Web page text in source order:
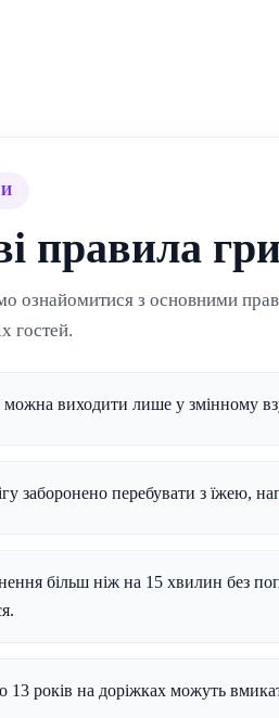
правила гри
ознайомитися з основними
гостей.
виходити лише у змінному
заборонено перебувати з їжею,
більш ніж на 15 хвилин без
13 років на доріжках можуть